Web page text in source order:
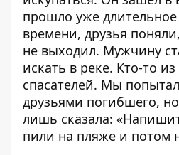
прошло уже длительное
времени, друзья
не выходил. Мужчину
искать в реке. Кто-то
спасателей. Мы
друзьями погибшего,
лишь сказала:
пили на пляже и потом